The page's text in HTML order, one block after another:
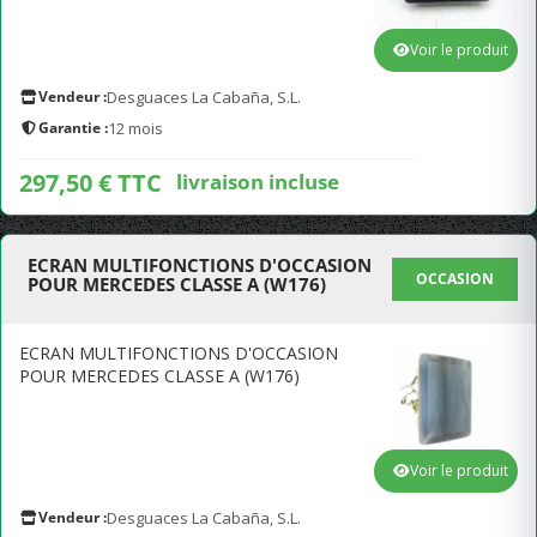
Vendeur :Desguaces La Cabaña, S.L.
Garantie :12 mois
297,50 € TTC livraison incluse
Voir le produit
ECRAN MULTIFONCTIONS D'OCCASION
POUR MERCEDES CLASSE A (W176)
OCCASION
ECRAN MULTIFONCTIONS D'OCCASION
POUR MERCEDES CLASSE A (W176)
Vendeur :Desguaces La Cabaña, S.L.
Voir le produit